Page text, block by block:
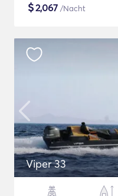
$2,067 /Nacht
Viper 33